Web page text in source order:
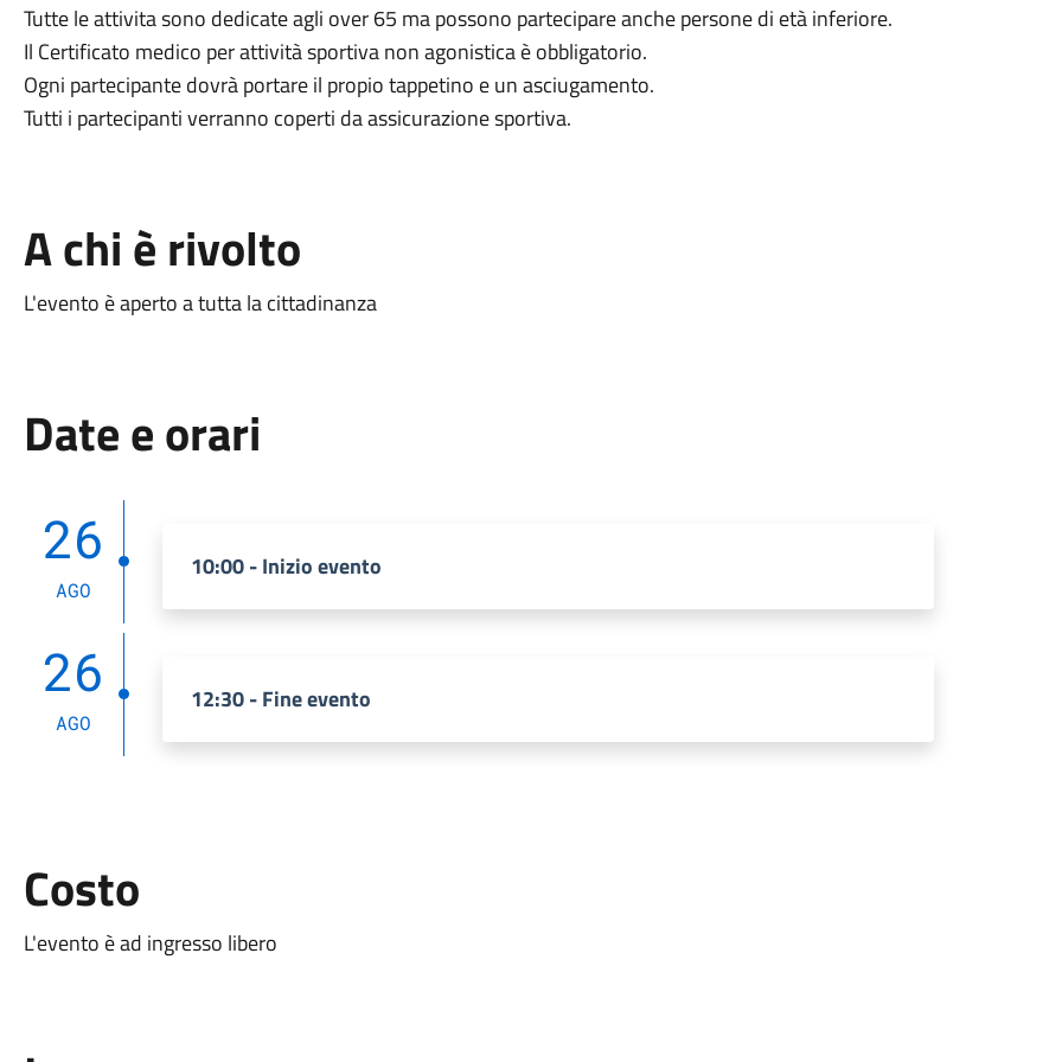
Tutte le attivita sono dedicate agli over 65 ma possono partecipare anche persone di età inferiore.
Il Certificato medico per attività sportiva non agonistica è obbligatorio.
Ogni partecipante dovrà portare il propio tappetino e un asciugamento.
Tutti i partecipanti verranno coperti da assicurazione sportiva.
A chi è rivolto
L'evento è aperto a tutta la cittadinanza
Date e orari
26
AGO
10:00 - Inizio evento
26
AGO
12:30 - Fine evento
Costo
L'evento è ad ingresso libero